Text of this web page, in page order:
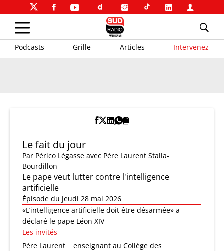
Podcasts Grille Articles Intervenez
Le fait du jour
Par Périco Légasse avec Père Laurent Stalla-
Bourdillon
Le pape veut lutter contre l'intelligence
artificielle
Épisode du jeudi 28 mai 2026
«L’intelligence artificielle doit être désarmée» a
déclaré le pape Léon XIV
Les invités
Père Laurent
enseignant au Collège des